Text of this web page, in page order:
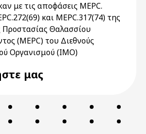
με τις αποφάσεις MEPC.
και MEPC.317(74) της
Προστασίας Θαλασσίου
(MEPC) του Διεθνούς
Οργανισμού (ΙΜΟ)
μας